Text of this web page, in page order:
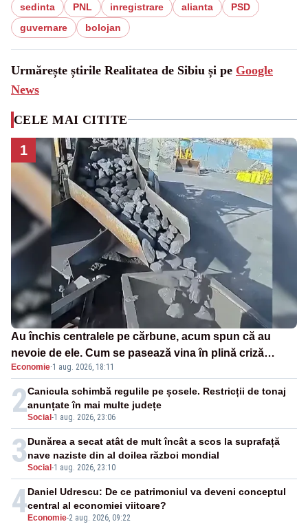
sedinta PNL inregistrare alianta
PSD
guvernare
bolojan
Urmărește știrile Realitatea de Sibiu și pe Google
News
CELE MAI CITITE
1
Au închis centralele pe cărbune, acum spun că au
nevoie de ele. Cum se pasează vina în plină criză
energetică
Economie·1 aug. 2026, 18:11
2Social -1 aug. 2026, 23:06
Canicula schimbă regulile pe șosele. Restricții de tonaj
anunțate în mai multe județe
3Social -1 aug. 2026, 23:10
Dunărea a secat atât de mult încât a scos la suprafață
nave naziste din al doilea război mondial
4 Economie-2 aug. 2026, 09:22
Daniel Udrescu: De ce patrimoniul va deveni conceptul
central al economiei viitoare?